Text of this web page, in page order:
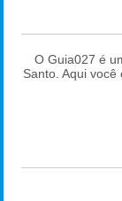
O Guia027 é
Santo. Aqui